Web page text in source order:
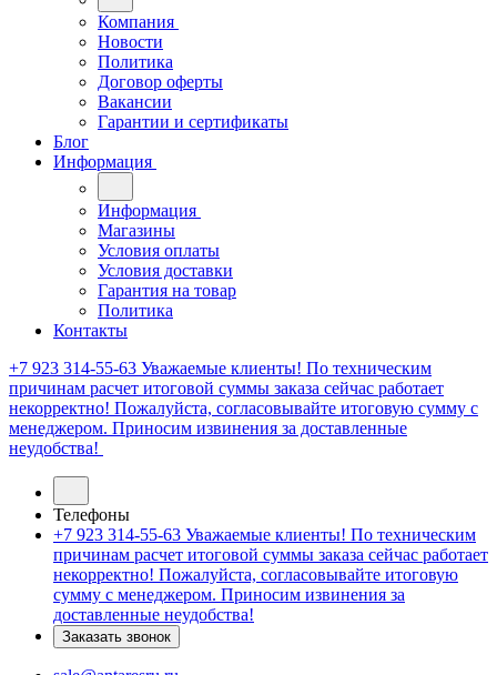
Компания
Новости
Политика
Договор оферты
Вакансии
Гарантии и сертификаты
Блог
Информация
Информация
Магазины
Условия оплаты
Условия доставки
Гарантия на товар
Политика
Контакты
+7 923 314-55-63 Уважаемые клиенты! По техническим
причинам расчет итоговой суммы заказа сейчас работает
некорректно! Пожалуйста, согласовывайте итоговую сумму с
менеджером. Приносим извинения за доставленные
неудобства!
Телефоны
+7 923 314-55-63 Уважаемые клиенты! По техническим
причинам расчет итоговой суммы заказа сейчас работает
некорректно! Пожалуйста, согласовывайте итоговую
сумму с менеджером. Приносим извинения за
доставленные неудобства!
Заказать звонок